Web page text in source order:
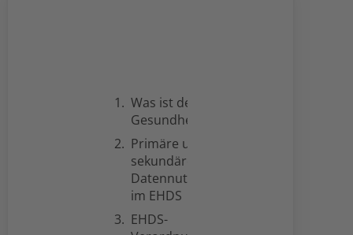
Was ist der Europäische
Gesundheitsdatenraum?
Primäre und
sekundäre
Datennutzung
im EHDS
EHDS-